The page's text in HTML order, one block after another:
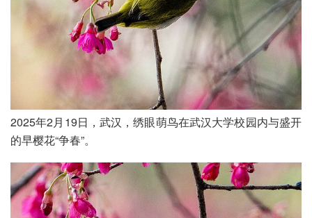
2025年2月19日，武汉，绣眼萌鸟在武汉大学校园内与盛开
的早樱花“争春”。